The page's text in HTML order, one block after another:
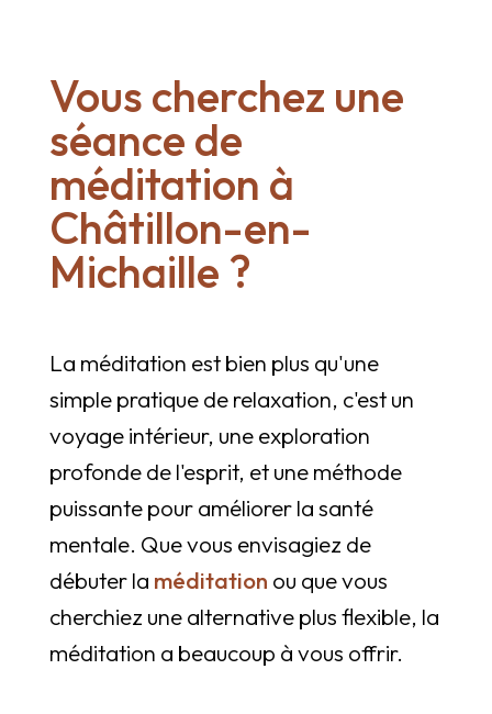
Vous cherchez une
séance de
méditation à
Châtillon-en-
Michaille ?
La méditation est bien plus qu'une
simple pratique de relaxation, c'est un
voyage intérieur, une exploration
profonde de l'esprit, et une méthode
puissante pour améliorer la santé
mentale. Que vous envisagiez de
débuter la méditation ou que vous
cherchiez une alternative plus flexible, la
méditation a beaucoup à vous offrir.